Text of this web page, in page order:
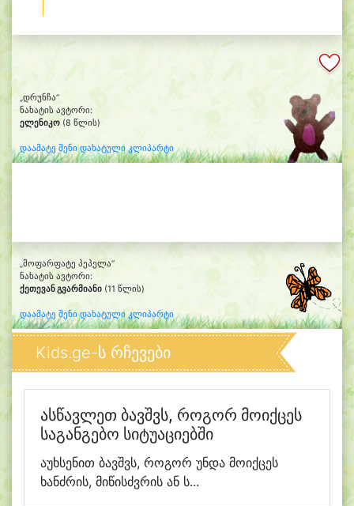
„დრუნჩა“
ნახატის ავტორი:
ელენიკო (8 წლის)
დაამატე შენი დახატული კლიპარტი
„მოფარფატე პეპელა“
ნახატის ავტორი:
ქეთევან გვარმიანი (11 წლის)
დაამატე შენი დახატული კლიპარტი
Kids.ge-ს რჩევები
ასწავლეთ ბავშვს, როგორ მოიქცეს
საგანგებო სიტუაციებში
აუხსენით ბავშვს, როგორ უნდა მოიქცეს
ხანძრის, მიწისძვრის ან ს...